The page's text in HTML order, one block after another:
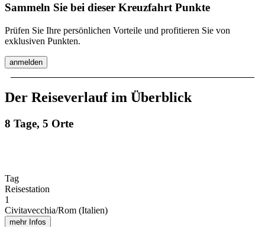
Sammeln Sie bei dieser Kreuzfahrt Punkte
Prüfen Sie Ihre persönlichen Vorteile und profitieren Sie von
exklusiven Punkten.
anmelden
Der Reiseverlauf im Überblick
8 Tage, 5 Orte
Tag
Reisestation
1
Civitavecchia/Rom (Italien)
mehr Infos